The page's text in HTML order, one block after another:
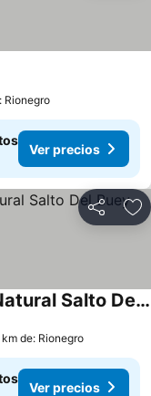
Rionegro
Ver precios
Compartir
Tambo 3 Carriqui - Reserva Natural Salto Del Buey
de: Rionegro
Ver precios